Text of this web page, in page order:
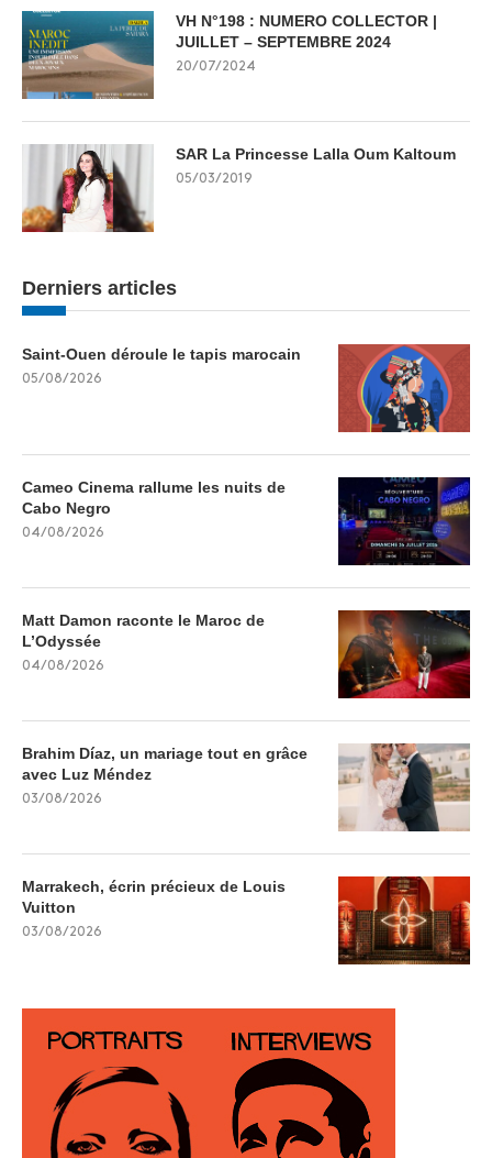
VH N°198 : NUMERO COLLECTOR |
JUILLET – SEPTEMBRE 2024
20/07/2024
SAR La Princesse Lalla Oum Kaltoum
05/03/2019
Derniers articles
Saint-Ouen déroule le tapis marocain
05/08/2026
Cameo Cinema rallume les nuits de
Cabo Negro
04/08/2026
Matt Damon raconte le Maroc de
L’Odyssée
04/08/2026
Brahim Díaz, un mariage tout en grâce
avec Luz Méndez
03/08/2026
Marrakech, écrin précieux de Louis
Vuitton
03/08/2026